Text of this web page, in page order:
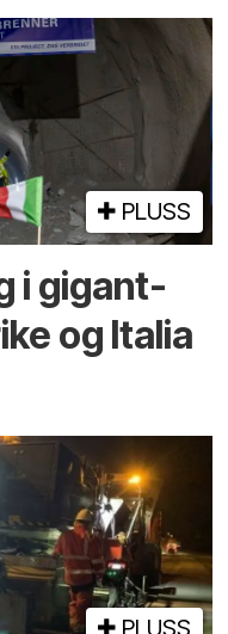
PLUSS
i gigant­
og Italia